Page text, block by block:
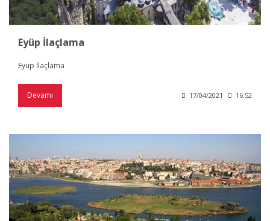
Eyüp İlaçlama
Eyüp İlaçlama
Devamı 17/04/2021 16:52